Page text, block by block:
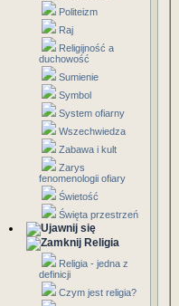
Politeizm
Raj
Religijność a
duchowość
Sumienie
Symbol
System ofiarny
Wszechwiedza
Zabawa i kult
Zarys
fenomenologii ofiary
Świetość
Święta przestrzeń
Religia
Religia - jedna z
definicji
Czym jest religia?